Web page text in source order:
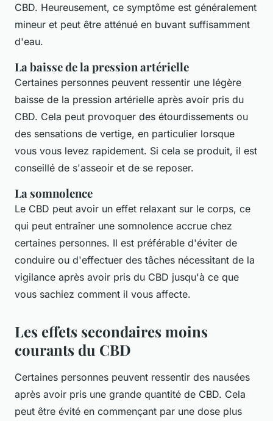
CBD. Heureusement, ce symptôme est généralement
mineur et peut être atténué en buvant suffisamment
d'eau.
La baisse de la pression artérielle
Certaines personnes peuvent ressentir une légère
baisse de la pression artérielle après avoir pris du
CBD. Cela peut provoquer des étourdissements ou
des sensations de vertige, en particulier lorsque
vous vous levez rapidement. Si cela se produit, il est
conseillé de s'asseoir et de se reposer.
La somnolence
Le CBD peut avoir un effet relaxant sur le corps, ce
qui peut entraîner une somnolence accrue chez
certaines personnes. Il est préférable d'éviter de
conduire ou d'effectuer des tâches nécessitant de la
vigilance après avoir pris du CBD jusqu'à ce que
vous sachiez comment il vous affecte.
Les effets secondaires moins
courants du CBD
Certaines personnes peuvent ressentir des nausées
après avoir pris une grande quantité de CBD. Cela
peut être évité en commençant par une dose plus